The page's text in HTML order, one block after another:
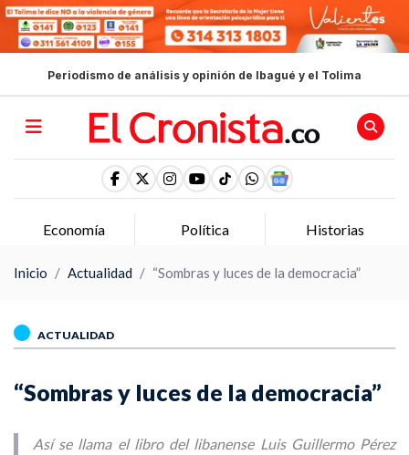
Periodismo de análisis y opinión de Ibagué y el Tolima
Economía Política Historias
Inicio Actualidad “Sombras y luces de la democracia”
ACTUALIDAD
“Sombras y luces de la democracia”
Así se llama el libro del libanense Luis Guillermo Pérez